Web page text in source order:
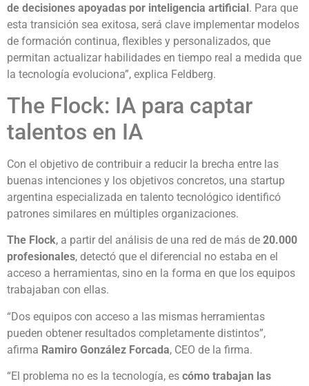
de decisiones apoyadas por inteligencia artificial. Para que
esta transición sea exitosa, será clave implementar modelos
de formación continua, flexibles y personalizados, que
permitan actualizar habilidades en tiempo real a medida que
la tecnología evoluciona”, explica Feldberg.
The Flock: IA para captar
talentos en IA
Con el objetivo de contribuir a reducir la brecha entre las
buenas intenciones y los objetivos concretos, una startup
argentina especializada en talento tecnológico identificó
patrones similares en múltiples organizaciones.
The Flock, a partir del análisis de una red de más de 20.000
profesionales, detectó que el diferencial no estaba en el
acceso a herramientas, sino en la forma en que los equipos
trabajaban con ellas.
“Dos equipos con acceso a las mismas herramientas
pueden obtener resultados completamente distintos”,
afirma Ramiro González Forcada, CEO de la firma.
“El problema no es la tecnología, es cómo trabajan las